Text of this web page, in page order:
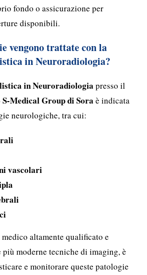
fondo o assicurazione per
disponibili.
vengono trattate con la
in Neuroradiologia?
in Neuroradiologia presso il
Medical Group di Sora è indicata
neurologiche, tra cui:
vascolari
altamente qualificato e
moderne tecniche di imaging, è
e monitorare queste patologie